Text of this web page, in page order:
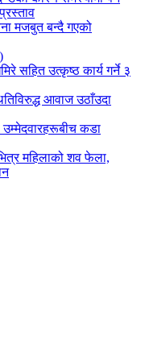
मजबुत बन्दै गएको
सहित उत्कृष्ठ कार्य गर्ने ३
आवाज उठाँउदा
उम्मेदवारहरूबीच कडा
महिलाको शव फेला,